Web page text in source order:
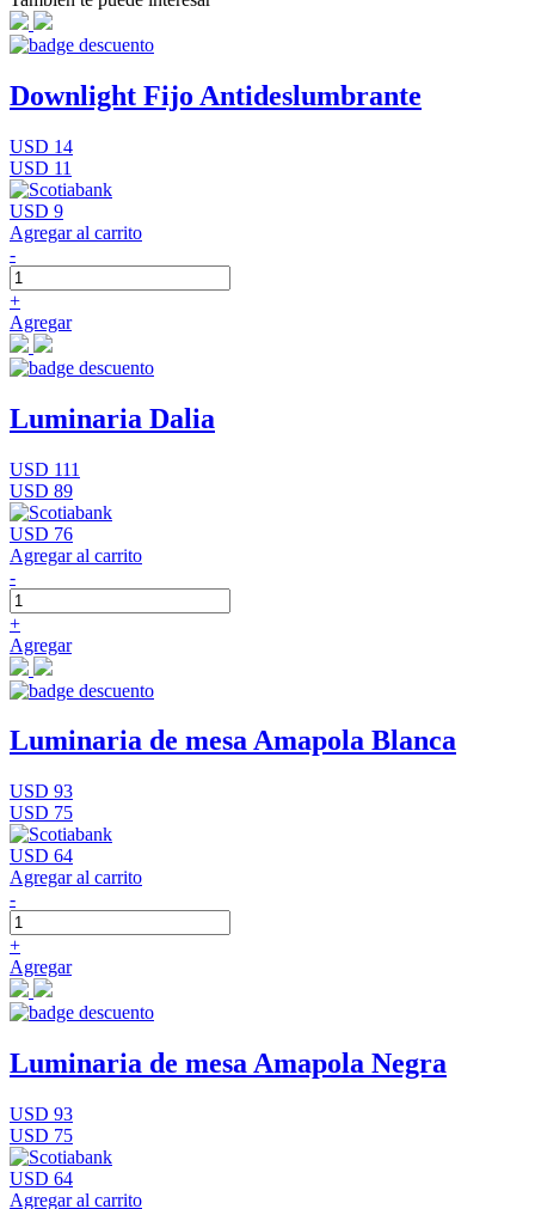
Downlight Fijo Antideslumbrante
USD 14
USD 11
USD 9
Agregar al carrito
-
+
Agregar
Luminaria Dalia
USD 111
USD 89
USD 76
Agregar al carrito
-
+
Agregar
Luminaria de mesa Amapola Blanca
USD 93
USD 75
USD 64
Agregar al carrito
-
+
Agregar
Luminaria de mesa Amapola Negra
USD 93
USD 75
USD 64
Agregar al carrito